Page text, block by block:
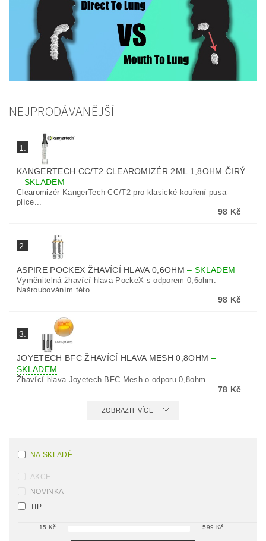
NEJPRODÁVANĚJŠÍ
1.
KANGERTECH CC/T2 CLEAROMIZÉR 2ML 1,8OHM ČIRÝ
– SKLADEM
Clearomizér KangerTech CC/T2 pro klasické kouření pusa-
plíce...
98 Kč
2.
ASPIRE POCKEX ŽHAVÍCÍ HLAVA 0,6OHM– SKLADEM
Vyměnitelná žhavící hlava PockeX s odporem 0,6ohm.
Našroubováním této...
98 Kč
3.
JOYETECH BFC ŽHAVÍCÍ HLAVA MESH 0,8OHM –
SKLADEM
Žhavící hlava Joyetech BFC Mesh o odporu 0,8ohm.
78 Kč
ZOBRAZIT VÍCE
NA SKLADĚ
AKCE
NOVINKA
TIP
15 Kč 599 Kč